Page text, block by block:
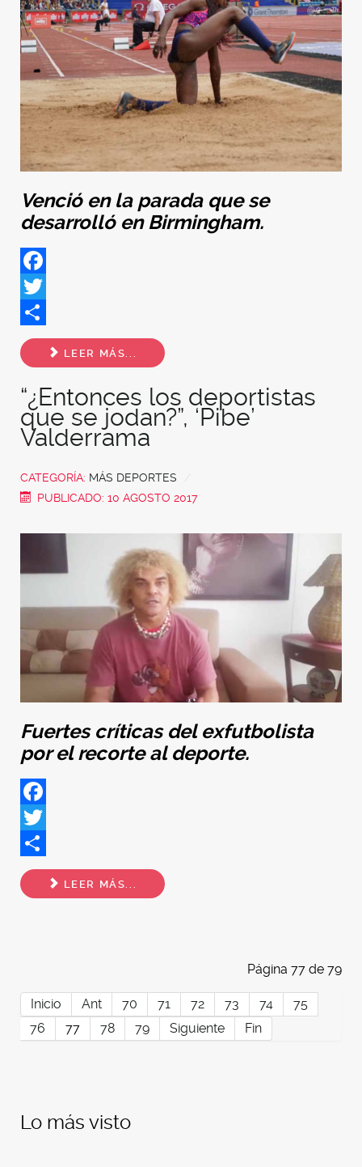
Venció en la parada que se
desarrolló en Birmingham.
Facebook
Twitter
Share
LEER MÁS...
“¿Entonces los deportistas
que se jodan?”, ‘Pibe’
Valderrama
CATEGORÍA: MÁS DEPORTES
PUBLICADO: 10 AGOSTO 2017
Fuertes críticas del exfutbolista
por el recorte al deporte.
Facebook
Twitter
Share
LEER MÁS...
Página 77 de 79
Inicio Ant 70 71 72 73 74
75
76
77 78 79 Siguiente Fin
Lo más visto